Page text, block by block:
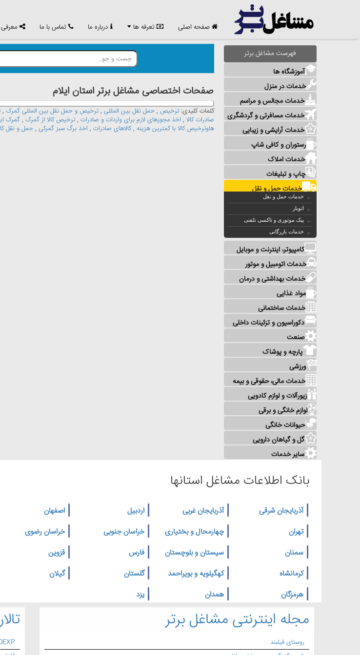
صفحه اصلی تعرفه ها درباره ما تماس با ما
فهرست مشاغل برتر
آموزشگاه ها
خدمات در منزل
خدمات مجالس و مراسم
خدمات مسافرتی و گردشگری
خدمات آرایشی و زیبایی
رستوران و کافی شاپ
خدمات املاک
چاپ و تبلیغات
خدمات حمل و نقل
خدمات حمل و نقل
اتوبار
پیک موتوری و تاکسی تلفنی
خدمات بازرگانی
کامپیوتر، اینترنت و موبایل
خدمات اتومبیل و موتور
خدمات بهداشتی و درمان
مواد غذایی
خدمات ساختمانی
دکوراسیون و تزئینات داخلی
صنعت
پارچه و پوشاک
ورزشی
خدمات مالی، حقوقی و بیمه
زیورآلات و لوازم کادویی
لوازم خانگی و برقی
حیوانات خانگی
گل و گیاهان دارویی
سایر خدمات
صفحات اختصاصی مشاغل برتر استان ايلام
کلمات کلیدی: ترخیص , حمل نقل بین المللی , ترخیص و حمل نقل بین المللی گمرک ,
صادرات کالا , اخذ مجوزهای لازم برای واردات و صادرات , ترخیص کالا از گمرک , گمرک
هاوترخیص کالا با کمترین هزینه ,کالاهای صادرات , اخذ برگ سبز گمرکی , حمل و نقل
بانک اطلاعات مشاغل استانها
آذربایجان شرقی آذربایجان غربی اردبیل اصفهان
تهران
چهارمحال و بختیاری خراسان جنوبی خراسان رضوی
سمنان
سیستان و بلوچستان فارس قزوین
کرمانشاه
کهگیلویه و بویراحمد گلستان گیلان
هرمزگان
همدان یزد
مجله اینترنتی مشاغل برتر
روستای فیلبند